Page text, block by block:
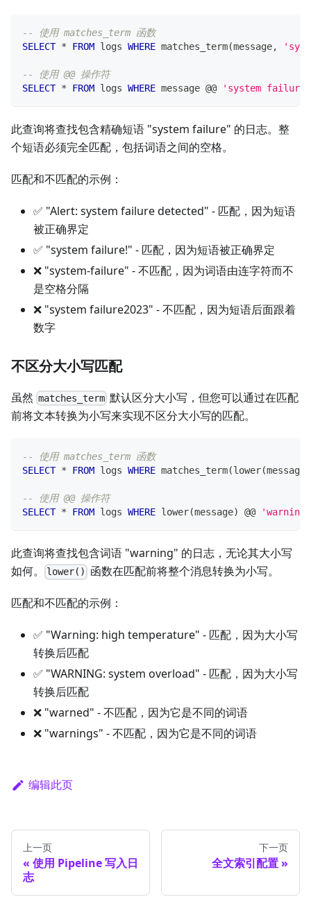
-- 使用 matches_term 函数
SELECT * FROM logs WHERE matches_term(message,
-- 使用 @@ 操作符
SELECT * FROM logs WHERE message @@ 'system failure'
此查询将查找包含精确短语 "system failure" 的日志。整
个短语必须完全匹配，包括词语之间的空格。
匹配和不匹配的示例：
✅ "Alert: system failure detected" - 匹配，因为短语
被正确界定
✅ "system failure!" - 匹配，因为短语被正确界定
❌ "system-failure" - 不匹配，因为词语由连字符而不
是空格分隔
❌ "system failure2023" - 不匹配，因为短语后面跟着
数字
不区分大小写匹配
虽然 matches_term 默认区分大小写，但您可以通过在匹配
前将文本转换为小写来实现不区分大小写的匹配。
-- 使用 matches_term 函数
SELECT * FROM logs WHERE matches_term(lower(message
-- 使用 @@ 操作符
SELECT * FROM logs WHERE lower(message) @@ 'warning'
此查询将查找包含词语 "warning" 的日志，无论其大小写
如何。
lower() 函数在匹配前将整个消息转换为小写。
匹配和不匹配的示例：
✅ "Warning: high temperature" - 匹配，因为大小写
转换后匹配
✅ "WARNING: system overload" - 匹配，因为大小写
转换后匹配
❌ "warned" - 不匹配，因为它是不同的词语
❌ "warnings" - 不匹配，因为它是不同的词语
编辑此页
上一页
使用 Pipeline 写入日
志
下一页
全文索引配置